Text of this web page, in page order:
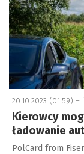
20.10.2023 (01:59) –
Kierowcy
ładowanie
PolCard from